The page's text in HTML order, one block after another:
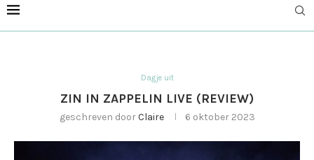
Dagje uit
ZIN IN ZAPPELIN LIVE (REVIEW)
geschreven doorClaire 6 oktober 2023